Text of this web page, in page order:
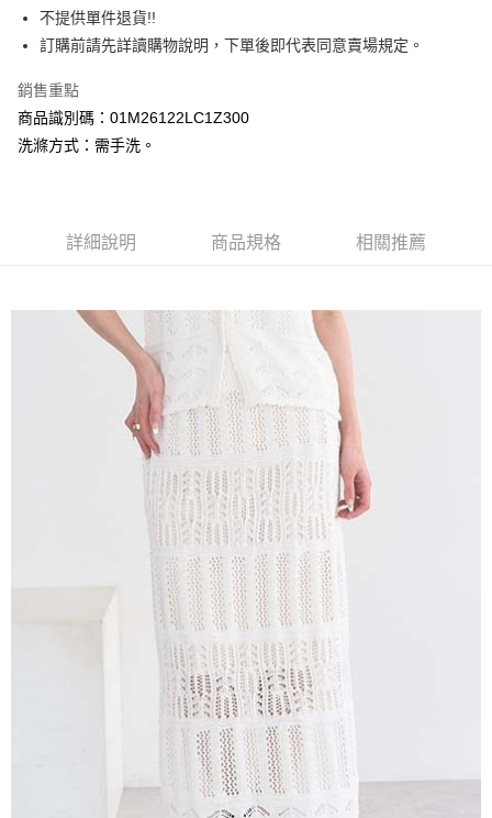
元大商業銀行
玉山商業銀行
星展（台灣）商業銀行
台灣樂天信用卡公司
悠遊付
大哥付你分期
相關說明
【大哥付你分期使用說明】
成交易。
3.實際核准額度、可分期數及費用金額請依後續交易確認頁面所載為準。
法說明評估內容。
【繳款方式說明】
1.分期款項不併入電信帳單，「大哥付你分期」於每月結算日後寄送繳費提
2.透過簡訊連結打開帳單後，可選擇「超商條碼／台灣大直營門市／銀行轉
帳／街口支付／iPASS MONEY」等通路繳費。
1.本服務係由「台灣大哥大股份有限公司」（以下簡稱本公司）所提供，讓
用戶於交易時，得透過本服務購買商品或服務，並由商店將買賣／分期付款
買賣價金債權讓與本公司後，依約使用本公司帳單繳交帳款。
2.基於同意付款使用「大哥付你分期」之契約關係目的，商店將以您的個人
資料（包含姓名、電話或地址）提供予台灣大哥大進項蒐集、處理及利用，
由本公司與您本人進行分期帳單所需資料之確認、核對及更正。
3.完整用戶服務條款，請詳閱以下連結：https://oppay.tw/userRule
AFTEE先享後付是「在收到商品之後才付款」的支付方式。 讓您購物簡單
３．安心：先確認商品／服務後，再付款。
【「AFTEE先享後付」結帳流程】
１．於結帳方式選擇「AFTEE先享後付」後，將跳轉至「AFTEE先享後付」
結帳頁面，進行簡訊認證並確認金額後，即可完成結帳。
２．訂單成立數日內，您將收到繳費通知簡訊。
３．收到繳費通知簡訊後14天內，點擊此簡訊中的連結，可透過四大超商／
ATM／網路銀行／等多元方式進行付款，方視為交易完成。
※ 請注意：結帳手續完成當下不需立刻繳費，但若您需要取消訂單，請聯絡
購買商品的店家。未經商家同意取消之訂單仍視為有效，需透過AFTEE先享
※ 交易是否成功請以「AFTEE先享後付 」之結帳頁面顯示為準，若有關於
是否繳費成功／繳費後需取消欲退款等相關疑問，請聯繫「AFTEE先享後付
https://netprotections.freshdesk.com/support/home
【注意事項】
１．透過由恩沛科技股份有限公司提供之「AFTEE先享後付」服務完成之交
易，需依本服務之必要範圍內提供個人資料，並將交易相關給付款項請求債
權轉讓予恩沛科技股份有限公司。
２．關於個人資料處理事宜，請瀏覽以下網址：
https://aftee.tw/terms/#terms3
３．未成年的使用者請事先徵得法定代理人或監護人之同意方可使用
「AFTEE先享後付」，若未經同意申辦者引起之損失，本公司不負相關責
４．使用「AFTEE先享後付」時，將依據個別帳號之用戶狀況，依本公司即
ATM付款
全家取貨付款
每筆NT$60，滿NT$1,500(含以上)免運費
每筆NT$60，滿NT$1,500(含以上)免運費
每筆NT$60，滿NT$1,500(含以上)免運費
每筆NT$60，滿NT$1,500(含以上)免運費
每筆NT$60，滿NT$1,500(含以上)免運費
每筆NT$60，滿NT$1,500(含以上)免運費
每筆NT$90，滿NT$1,500(含以上)免運費
不提供單件退貨!!
訂購前請先詳讀購物說明，下單後即代表同意賣場規定。
銷售重點
商品識別碼：01M26122LC1Z300
洗滌方式：需手洗。
詳細說明 商品規格 相關推薦